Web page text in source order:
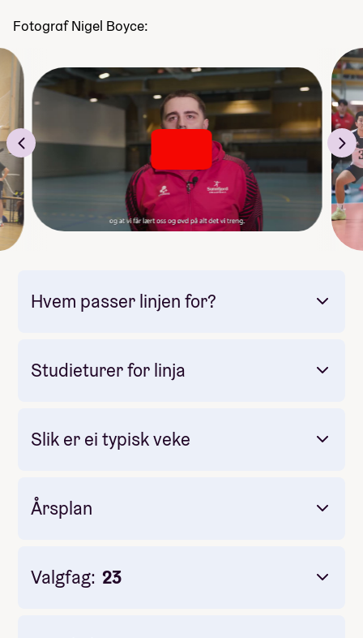
Fotograf Nigel Boyce:
Hvem passer linjen for?
Studieturer for linja
Obligatorisk: Ja
Pris: Inkludert i linjepris
Rio de Janeiro - Reise og måltid inkludert i
Slik er ei typisk veke
Årsplan
Valgfag: 23